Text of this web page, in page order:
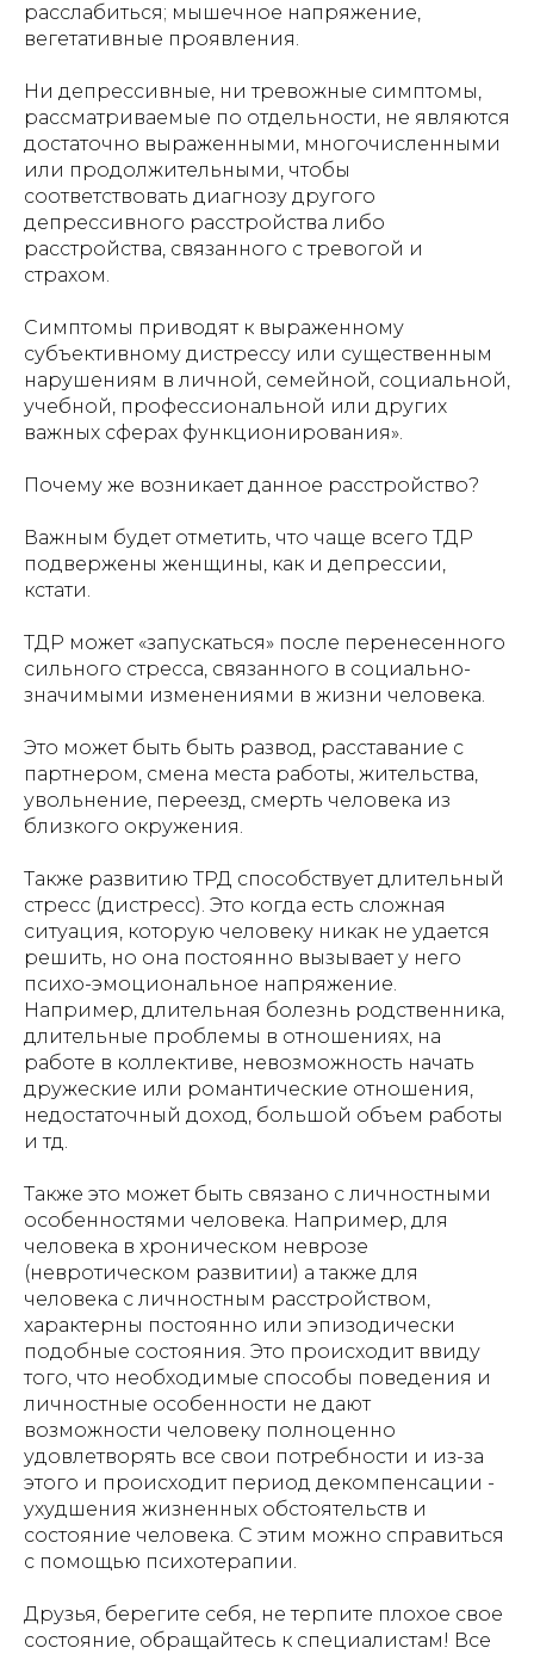
расслабиться; мышечное напряжение,
вегетативные проявления.
Ни депрессивные, ни тревожные симптомы,
рассматриваемые по отдельности, не являются
достаточно выраженными, многочисленными
или продолжительными, чтобы
соответствовать диагнозу другого
депрессивного расстройства либо
расстройства, связанного с тревогой и
страхом.
Симптомы приводят к выраженному
субъективному дистрессу или существенным
нарушениям в личной, семейной, социальной,
учебной, профессиональной или других
важных сферах функционирования».
Почему же возникает данное расстройство?
Важным будет отметить, что чаще всего ТДР
подвержены женщины, как и депрессии,
кстати.
ТДР может «запускаться» после перенесенного
сильного стресса, связанного в социально-
значимыми изменениями в жизни человека.
Это может быть быть развод, расставание с
партнером, смена места работы, жительства,
увольнение, переезд, смерть человека из
близкого окружения.
Также развитию ТРД способствует длительный
стресс (дистресс). Это когда есть сложная
ситуация, которую человеку никак не удается
решить, но она постоянно вызывает у него
психо-эмоциональное напряжение.
Например, длительная болезнь родственника,
длительные проблемы в отношениях, на
работе в коллективе, невозможность начать
дружеские или романтические отношения,
недостаточный доход, большой объем работы
и тд.
Также это может быть связано с личностными
особенностями человека. Например, для
человека в хроническом неврозе
(невротическом развитии) а также для
человека с личностным расстройством,
характерны постоянно или эпизодически
подобные состояния. Это происходит ввиду
того, что необходимые способы поведения и
личностные особенности не дают
возможности человеку полноценно
удовлетворять все свои потребности и из-за
этого и происходит период декомпенсации -
ухудшения жизненных обстоятельств и
состояние человека. С этим можно справиться
с помощью психотерапии.
Друзья, берегите себя, не терпите плохое свое
состояние, обращайтесь к специалистам! Все